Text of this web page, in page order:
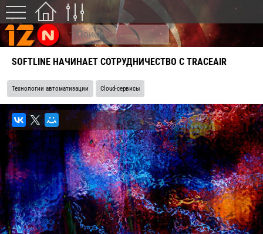
SOFTLINE НАЧИНАЕТ СОТРУДНИЧЕСТВО С TRACEAIR
Технологии автоматизации Cloud-сервисы